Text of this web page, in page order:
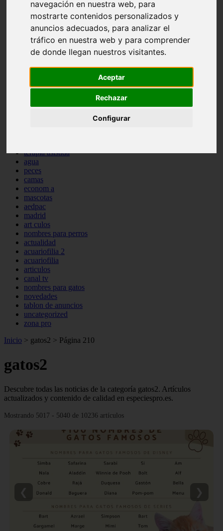
navegación en nuestra web, para
mostrarte contenidos personalizados y
anuncios adecuados, para analizar el
tráfico en nuestra web y para comprender
de donde llegan nuestros visitantes.
Aceptar
Rechazar
Configurar
protagonistas
reptiles
abandono
adopci n
ferias
higiene
acuario
comercios
viajar
terapia asistida
agua
peces
camas
econom a
mascotas
aedpac
madrid
art culos
nombres para perros
actualidad
acuariofilia 2
acuariofilia
articulos
canal tv
nombres para gatos
novedades
tablon de anuncios
uncategorized
zona pro
Inicio > gatos2 > Página 210
gatos2
Descubre todas las noticias de la categoría gatos2. Artículos
actualizados y contenido de calidad en especiespro.es.
Mostrando 5017 - 5040 de 10236 artículos
❮ ❯